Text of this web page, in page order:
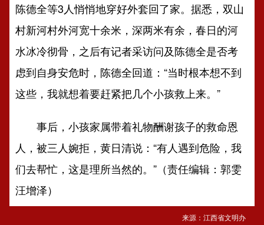
陈德全等3人悄悄地穿好外套回了家。据悉，双山
村新河村外河宽十余米，深两米有余，春日的河
水冰冷彻骨，之后有记者采访问及陈德全是否考
虑到自身安危时，陈德全回道：“当时根本想不到
这些，我就想着要赶紧把几个小孩救上来。”
事后，小孩家属带着礼物酬谢孩子的救命恩
人，被三人婉拒，黄日清说：“有人遇到危险，我
们去帮忙，这是理所当然的。”（责任编辑：郭雯
汪增泽）
来源：江西省文明办